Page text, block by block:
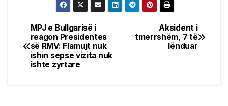
Post
navigation
Aksident i
tmerrshëm, 7 të
lënduar
MPJ e Bullgarisë i
reagon Presidentes
së RMV: Flamujt nuk
ishin sepse vizita nuk
ishte zyrtare